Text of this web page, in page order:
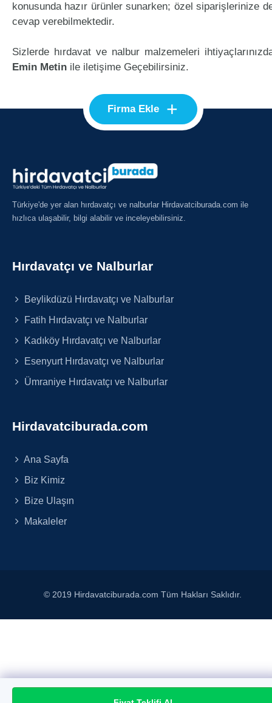
konusunda hazır ürünler sunarken; özel siparişlerinize
cevap verebilmektedir.
Sizlerde hırdavat ve nalbur malzemeleri
Emin Metin ile iletişime Geçebilirsiniz.
Firma Ekle +
Türkiye'de yer alan hırdavatçı ve nalburlar Hirdavatciburada.com ile
hızlıca ulaşabilir, bilgi alabilir ve inceleyebilirsiniz.
Hırdavatçı ve Nalburlar
Beylikdüzü Hırdavatçı ve Nalburlar
Fatih Hırdavatçı ve Nalburlar
Kadıköy Hırdavatçı ve Nalburlar
Esenyurt Hırdavatçı ve Nalburlar
Ümraniye Hırdavatçı ve Nalburlar
Hirdavatciburada.com
Ana Sayfa
Biz Kimiz
Bize Ulaşın
Makaleler
© 2019 Hirdavatciburada.com Tüm Hakları Saklıdır.